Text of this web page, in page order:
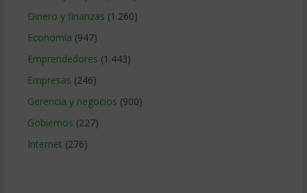
Dinero y finanzas (1.260)
Economía (947)
Emprendedores (1.443)
Empresas (246)
Gerencia y negocios (900)
Gobiernos (227)
Internet (276)